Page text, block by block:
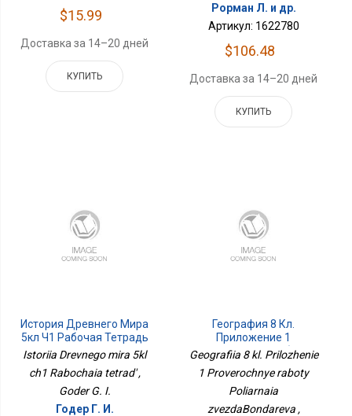
$15.99
Доставка за 14–20 дней
КУПИТЬ
Рорман Л. и др.
Артикул: 1622780
$106.48
Доставка за 14–20 дней
КУПИТЬ
История Древнего Мира
5кл Ч1 Рабочая Тетрадь
Istoriia Drevnego mira 5kl
ch1 Rabochaia tetrad' ,
Goder G. I.
Годер Г. И.
География 8 Кл.
Приложение 1
Проверочные Работы
ЗвездаБондарева
Geografiia 8 kl. Prilozhenie
1 Proverochnye raboty
Poliarnaia
zvezdaBondareva ,